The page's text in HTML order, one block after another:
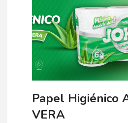
Papel Higiénico
VERA